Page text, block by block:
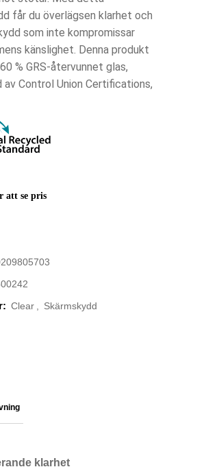
får du överlägsen klarhet och
som inte kompromissar
känslighet. Denna produkt
% GRS-återvunnet glas,
Control Union Certifications,
att se pris
Clear , Skärmskydd
klarhet